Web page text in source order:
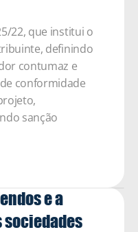
22, que institui o
definindo
contumaz e
conformidade
sanção
e a